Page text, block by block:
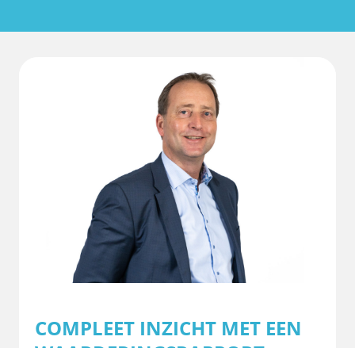
COMPLEET INZICHT MET EEN